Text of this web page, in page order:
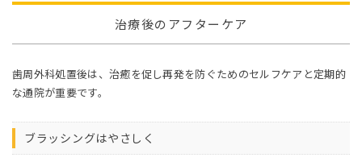
治療後のアフターケア
歯周外科処置後は、治癒を促し再発を防ぐためのセルフケアと定期的
な通院が重要です。
ブラッシングはやさしく